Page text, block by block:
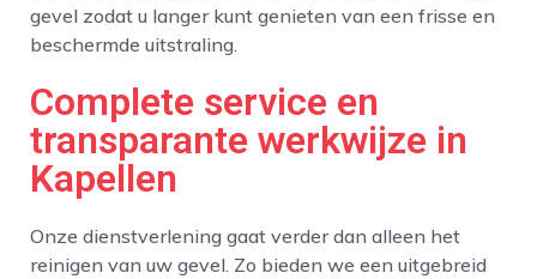
gevel zodat u langer kunt genieten van een frisse en
beschermde uitstraling.
Complete service en
transparante werkwijze in
Kapellen
Onze dienstverlening gaat verder dan alleen het
reinigen van uw gevel. Zo bieden we een uitgebreid